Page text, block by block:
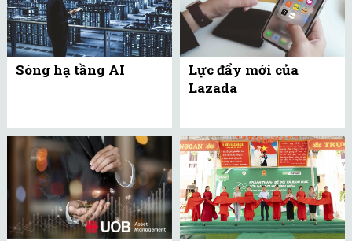
Sóng hạ tầng AI
Lực đẩy mới của
Lazada